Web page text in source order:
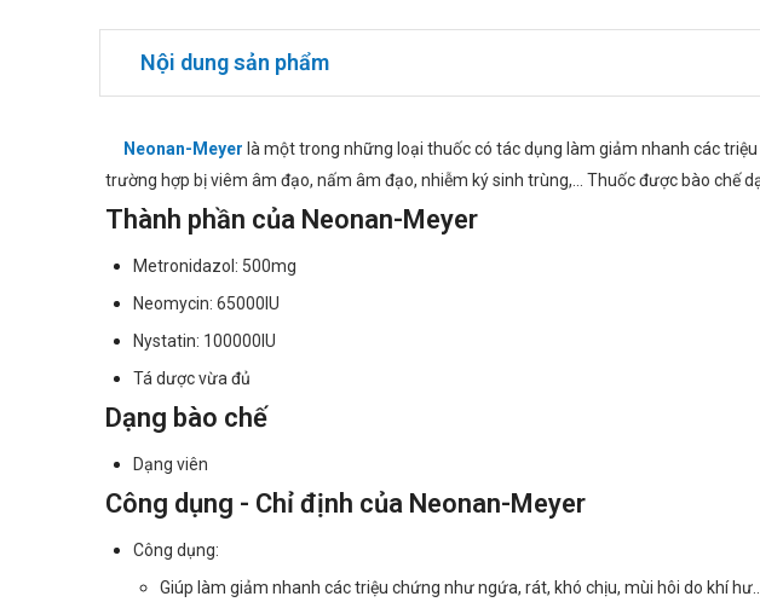
Nội dung sản phẩm
Neonan-Meyer là một trong những loại thuốc có tác dụng làm giảm nhanh các
trường hợp bị viêm âm đạo, nấm âm đạo, nhiễm ký sinh trùng,... Thuốc được bào chế
Thành phần của Neonan-Meyer
Metronidazol: 500mg
Neomycin: 65000IU
Nystatin: 100000IU
Tá dược vừa đủ
Dạng bào chế
Dạng viên
Công dụng - Chỉ định của Neonan-Meyer
Công dụng:
Giúp làm giảm nhanh các triệu chứng như ngứa, rát, khó chịu, mùi hôi do khí hư…